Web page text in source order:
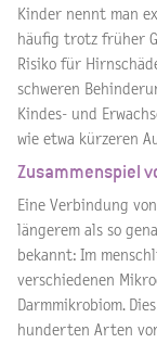
Kinder nennt man
häufig trotz früher
Risiko für
schweren
Kindes- und
wie etwa kürzeren
Zusammenspiel
Eine Verbindung
längerem als so
bekannt: Im
verschiedenen
Darmmikrobiom.
hunderten Arten